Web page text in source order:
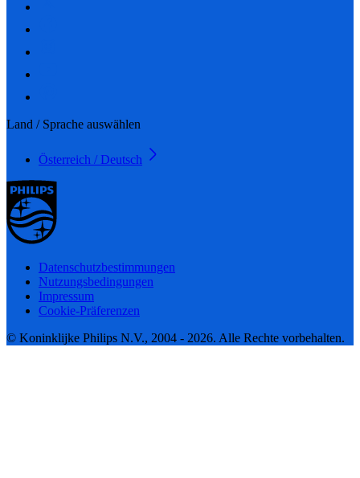
Land / Sprache auswählen
Österreich / Deutsch
Datenschutzbestimmungen
Nutzungsbedingungen
Impressum
Cookie-Präferenzen
© Koninklijke Philips N.V., 2004 - 2026. Alle Rechte vorbehalten.